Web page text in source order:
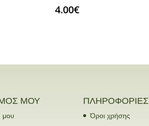
4.00€
ΜΟΥ
μου
ΠΛΗΡΟΦΟΡΙΕΣ
Όροι χρήσης